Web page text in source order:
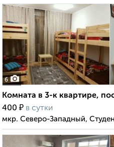
6
Комната в 3-к квартире,
400 ₽ в сутки
мкр. Северо-Западный,